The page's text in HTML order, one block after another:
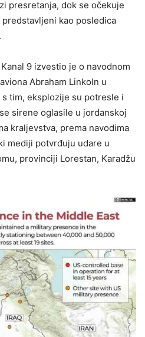
presretanja, dok se očekuje
kao posledica
9 izvestio je o navodnom
Abraham Linkoln u
tim, eksplozije su potresle i
sirene oglasile u jordanskoj
kraljevstva, prema navodima
mediji potvrđuju udare u
provinciji Lorestan, Karadžu